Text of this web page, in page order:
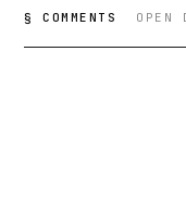
§ COMMENTS OPEN